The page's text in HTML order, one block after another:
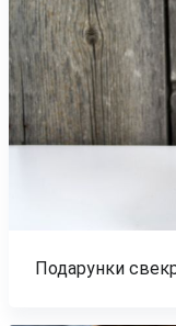
Подарунки